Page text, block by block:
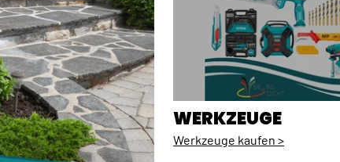
WERKZEUGE
Werkzeuge kaufen >